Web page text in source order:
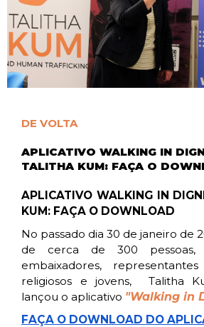
DE VOLTA
APLICATIVO WALKING IN
TALITHA KUM: FAÇA O
APLICATIVO WALKING IN
KUM: FAÇA O DOWNLOAD
No passado dia 30 de janeiro de
de cerca de 300 pessoas,
embaixadores,
religiosos e jovens, Talitha
lançou o aplicativo "Walking in
FAÇA O DOWNLOAD DO